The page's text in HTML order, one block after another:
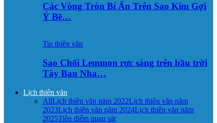
Các Vòng Tròn Bí Ẩn Trên Sao Kim Gợi
Ý Bề…
Tin thiên văn
Sao Chổi Lemmon rực sáng trên bầu trời
Tây Ban Nha…
Lịch thiên văn
AllLịch thiên văn năm 2022Lịch thiên văn năm
2023Lịch thiên văn năm 2024Lịch thiên văn năm
2025Tiêu điểm quan sát